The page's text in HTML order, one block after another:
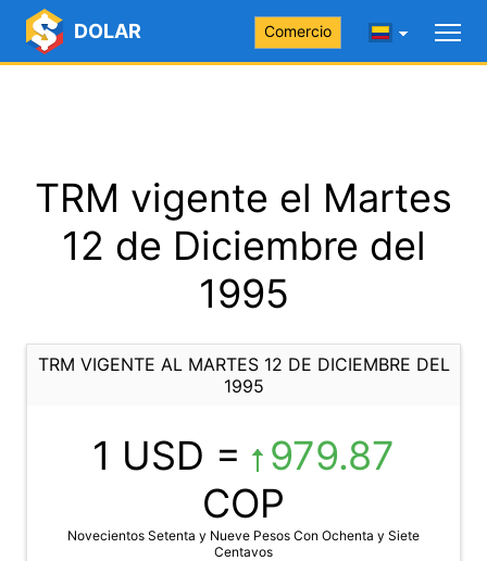
DOLAR Comercio
TRM vigente el Martes
12 de Diciembre del
1995
TRM VIGENTE AL MARTES 12 DE DICIEMBRE DEL
1995
1 USD =
979.87
COP
Novecientos Setenta y Nueve Pesos Con Ochenta y Siete
Centavos